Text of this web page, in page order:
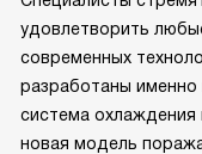
удовлетворить
современных
разработаны именно
система
новая модель